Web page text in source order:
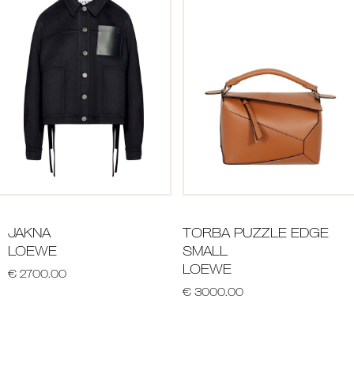
JAKNA
LOEWE
€ 2700.00
TORBA PUZZLE EDGE
SMALL
LOEWE
€ 3000.00